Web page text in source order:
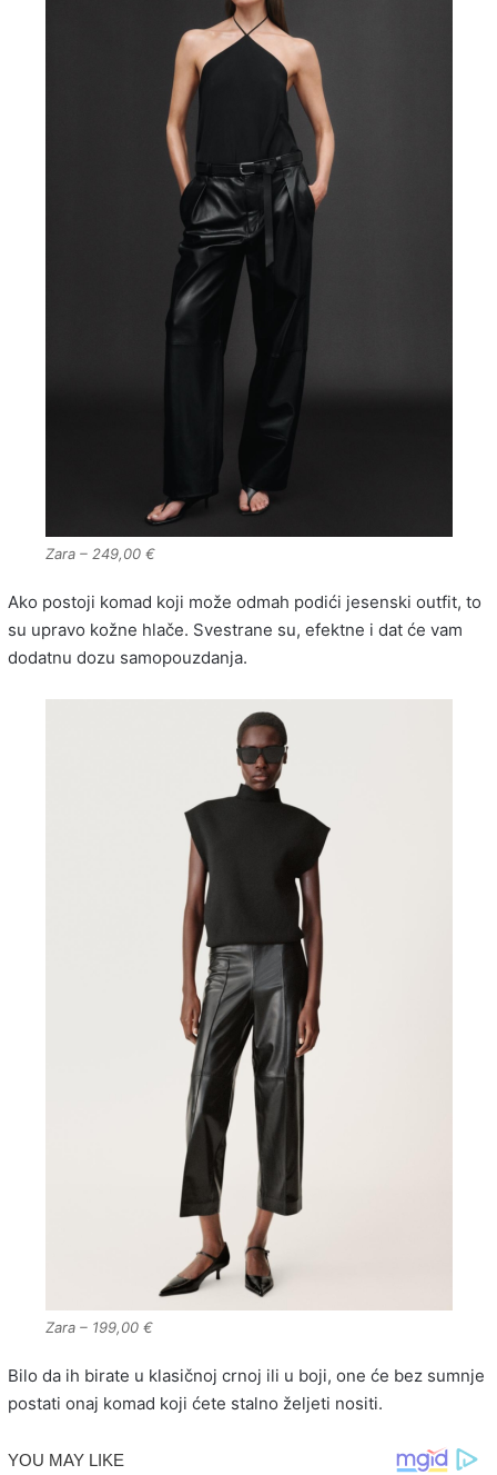
Zara – 249,00 €
Ako postoji komad koji može odmah podići jesenski outfit, to
su upravo kožne hlače. Svestrane su, efektne i dat će vam
dodatnu dozu samopouzdanja.
Zara – 199,00 €
Bilo da ih birate u klasičnoj crnoj ili u boji, one će bez sumnje
postati onaj komad koji ćete stalno željeti nositi.